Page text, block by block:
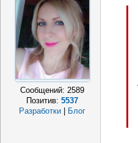
Сообщений: 2589
Позитив: 5537
Разработки | Блог